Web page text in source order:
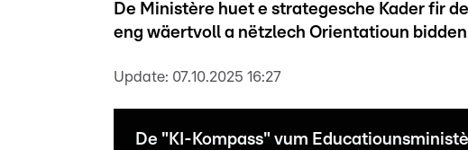
De Ministère huet e strategesche Kader fir
eng wäertvoll a nëtzlech Orientatioun
Update: 07.10.2025 16:27
De "KI-Kompass" vum